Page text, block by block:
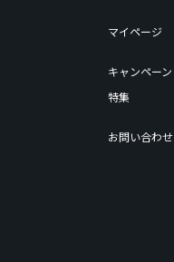
マイページ
キャンペーン
特集
お問い合わせ